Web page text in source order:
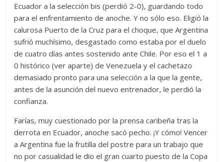
Ecuador a la selección bis (perdió 2-0), guardando todo
para el enfrentamiento de anoche. Y no sólo eso. Eligió la
calurosa Puerto de la Cruz para el choque, que Argentina
sufrió muchísimo, desgastado como estaba por el duelo
de cuatro días antes sostenido ante Chile. Por eso el 1 a
0 histórico (ver aparte) de Venezuela y el cachetazo
demasiado pronto para una selección a la que la gente,
antes de la asunción del nuevo entrenador, le perdió la
confianza.
Farías, muy cuestionado por la prensa caribeña tras la
derrota en Ecuador, anoche sacó pecho. ¡Y cómo! Vencer
a Argentina fue la frutilla del postre para un trabajo que
no por casualidad le dio el gran cuarto puesto de la Copa